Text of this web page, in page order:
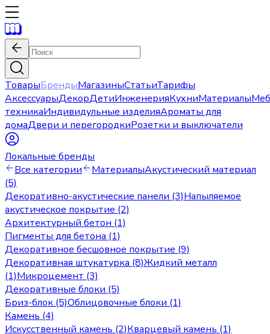
ТоварыБрендыМагазиныСтатьиТарифы
АксессуарыДекорДетиИнженерияКухниМатериалы
техникаИндивидульные изделияАроматы для
домаДвери и перегородкиРозетки и выключатели
Локальные бренды
Все категории
МатериалыАкустический материал
(5)
Декоративно-акустические панели (3)Напыляемое
акустическое покрытие (2)
Архитектурный бетон (1)
Пигменты для бетона (1)
Декоративное бесшовное покрытие (9)
Декоративная штукатурка (8)Жидкий металл
(1)Микроцемент (3)
Декоративные блоки (5)
Бриз-блок (5)Облицовочные блоки (1)
Камень (4)
Искусственный камень (2)Кварцевый камень (1)